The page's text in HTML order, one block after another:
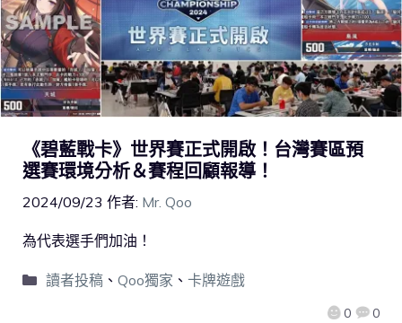
《碧藍戰卡》世界賽正式開啟！台灣賽區預
選賽環境分析＆賽程回顧報導！
2024/09/23 作者: Mr. Qoo
0 0
為代表選手們加油！
讀者投稿、 Qoo獨家 、 卡牌遊戲